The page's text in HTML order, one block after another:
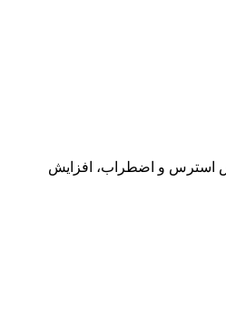
استرس و اضطراب، افزایش